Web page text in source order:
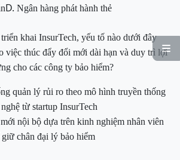

D. Ngân hàng phát hành thẻ
khai InsurTech, yếu tố nào dưới đây
việc thúc đẩy đổi mới dài hạn và duy trì lợi
cho các công ty bảo hiểm?
quản lý rủi ro theo mô hình truyền thống
từ startup InsurTech
nội bộ dựa trên kinh nghiệm nhân viên
chân đại lý bảo hiểm